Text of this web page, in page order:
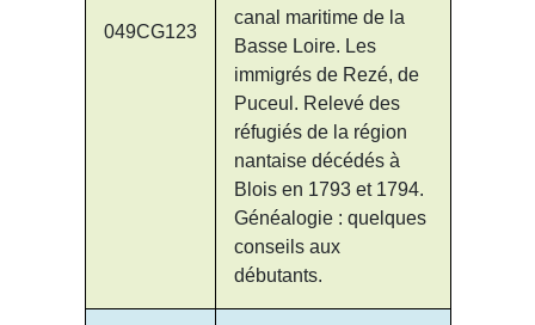
049CG123
canal maritime de la
Basse Loire. Les
immigrés de Rezé, de
Puceul. Relevé des
réfugiés de la région
nantaise décédés à
Blois en 1793 et 1794.
Généalogie : quelques
conseils aux
débutants.